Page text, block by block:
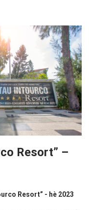
Resort” –
Resort” - hè 2023